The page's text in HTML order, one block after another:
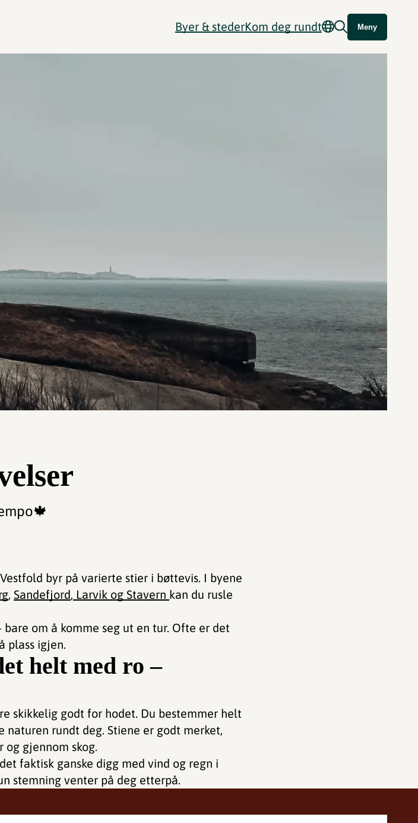
Byer & stederKom deg rundt Meny
byr på varierte stier i bøttevis. I byene
, Sandefjord, Larvik og Stavern kan du rusle
om å komme seg ut en tur. Ofte er det
plass igjen.
helt med ro –
skikkelig godt for hodet. Du bestemmer helt
rundt deg. Stiene er godt merket,
og gjennom skog.
faktisk ganske digg med vind og regn i
stemning venter på deg etterpå.